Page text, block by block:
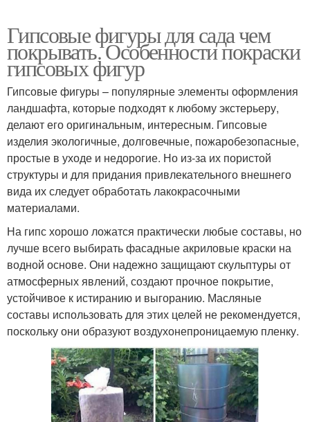
Гипсовые фигуры для сада чем
покрывать. Особенности покраски
гипсовых фигур
Гипсовые фигуры – популярные элементы оформления
ландшафта, которые подходят к любому экстерьеру,
делают его оригинальным, интересным. Гипсовые
изделия экологичные, долговечные, пожаробезопасные,
простые в уходе и недорогие. Но из-за их пористой
структуры и для придания привлекательного внешнего
вида их следует обработать лакокрасочными
материалами.
На гипс хорошо ложатся практически любые составы, но
лучше всего выбирать фасадные акриловые краски на
водной основе. Они надежно защищают скульптуры от
атмосферных явлений, создают прочное покрытие,
устойчивое к истиранию и выгоранию. Масляные
составы использовать для этих целей не рекомендуется,
поскольку они образуют воздухонепроницаемую пленку.